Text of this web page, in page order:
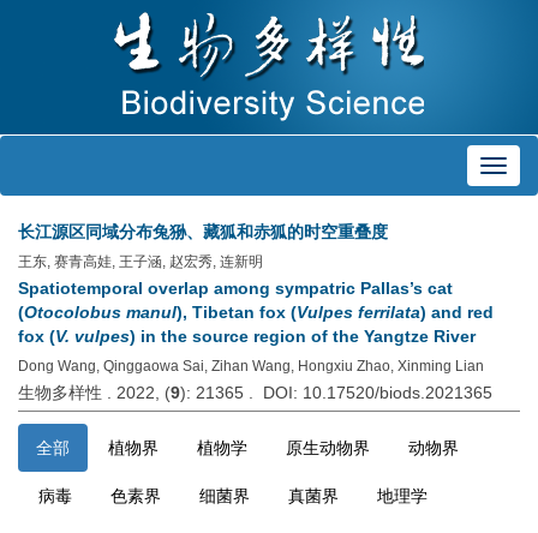
长江源区同域分布兔狲、藏狐和赤狐的时空重叠度
王东, 赛青高娃, 王子涵, 赵宏秀, 连新明
Spatiotemporal overlap among sympatric Pallas’s cat
(Otocolobus manul), Tibetan fox (Vulpes ferrilata) and red
fox (V. vulpes) in the source region of the Yangtze River
Dong Wang, Qinggaowa Sai, Zihan Wang, Hongxiu Zhao, Xinming Lian
生物多样性 . 2022, (9): 21365 . DOI: 10.17520/biods.2021365
全部 植物界 植物学 原生动物界 动物界
病毒 色素界 细菌界 真菌界 地理学